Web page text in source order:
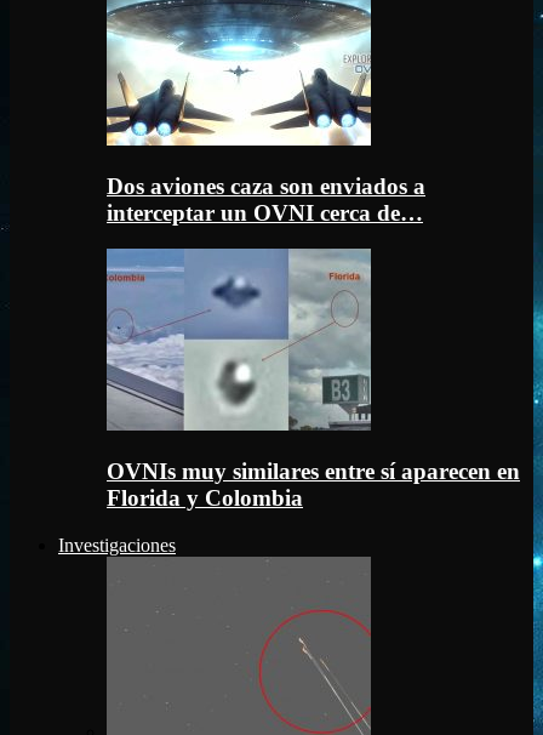
Dos aviones caza son enviados a
interceptar un OVNI cerca de…
OVNIs muy similares entre sí aparecen en
Florida y Colombia
Investigaciones